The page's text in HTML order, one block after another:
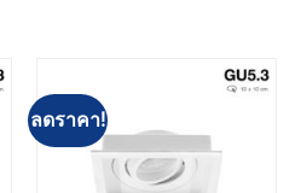
ลดราคา!